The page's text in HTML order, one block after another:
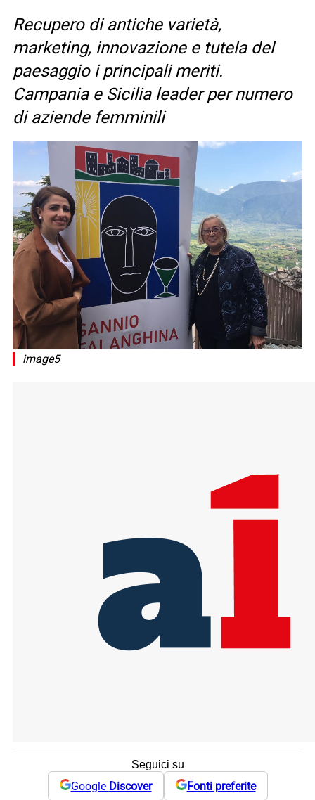
Recupero di antiche varietà,
marketing, innovazione e tutela del
paesaggio i principali meriti.
Campania e Sicilia leader per numero
di aziende femminili
image5
Seguici su
Google Discover Fonti preferite